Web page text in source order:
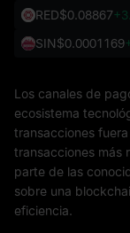
RED$0.08867
SIN$0.0001169
Los canales de
ecosistema
transacciones
transacciones más
parte de las
sobre una
eficiencia.